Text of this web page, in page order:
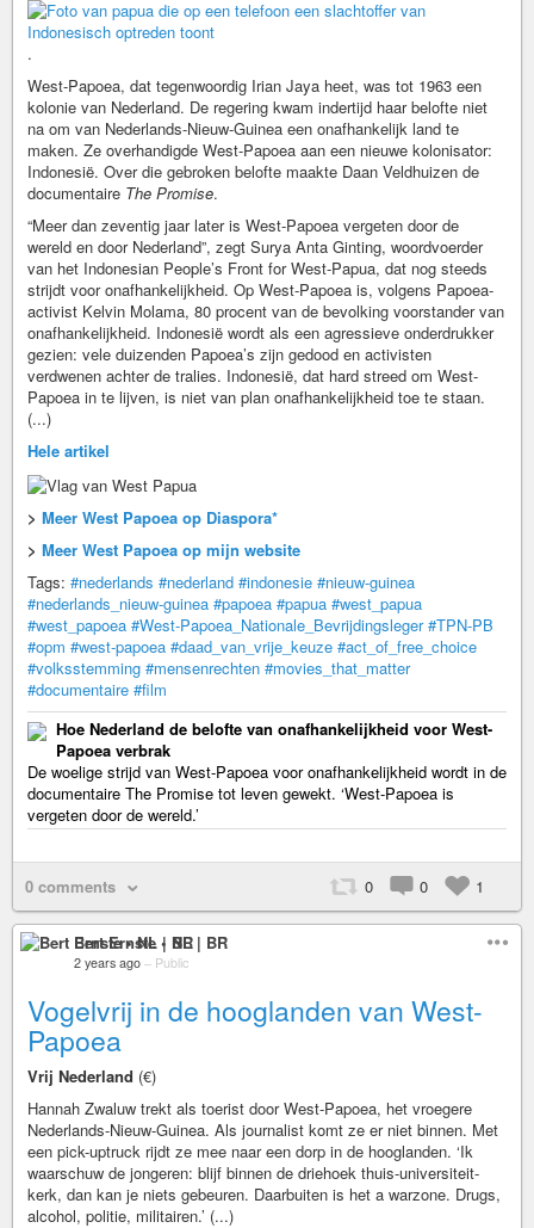
.
West-Papoea, dat tegenwoordig Irian Jaya heet, was tot 1963 een
kolonie van Nederland. De regering kwam indertijd haar belofte niet
na om van Nederlands-Nieuw-Guinea een onafhankelijk land te
maken. Ze overhandigde West-Papoea aan een nieuwe kolonisator:
Indonesië. Over die gebroken belofte maakte Daan Veldhuizen de
documentaire The Promise.
“Meer dan zeventig jaar later is West-Papoea vergeten door de
wereld en door Nederland”, zegt Surya Anta Ginting, woordvoerder
van het Indonesian People’s Front for West-Papua, dat nog steeds
strijdt voor onafhankelijkheid. Op West-Papoea is, volgens Papoea-
activist Kelvin Molama, 80 procent van de bevolking voorstander van
onafhankelijkheid. Indonesië wordt als een agressieve onderdrukker
gezien: vele duizenden Papoea’s zijn gedood en activisten
verdwenen achter de tralies. Indonesië, dat hard streed om West-
Papoea in te lijven, is niet van plan onafhankelijkheid toe te staan.
(...)
Hele artikel
> Meer West Papoea op Diaspora*
> Meer West Papoea op mijn website
Tags: #nederlands #nederland #indonesie #nieuw-guinea
#nederlands_nieuw-guinea #papoea #papua #west_papua
#west_papoea #West-Papoea_Nationale_Bevrijdingsleger #TPN-PB
#opm #west-papoea #daad_van_vrije_keuze #act_of_free_choice
#volksstemming #mensenrechten #movies_that_matter
#documentaire #film
Hoe Nederland de belofte van onafhankelijkheid voor West-
Papoea verbrak
De woelige strijd van West-Papoea voor onafhankelijkheid wordt in de
documentaire The Promise tot leven gewekt. ‘West-Papoea is
vergeten door de wereld.’
0 comments 0 0 1
Bert Ernste • NL | BR
2 years ago – Public
Vogelvrij in de hooglanden van West-
Papoea
Vrij Nederland (€)
Hannah Zwaluw trekt als toerist door West-Papoea, het vroegere
Nederlands-Nieuw-Guinea. Als journalist komt ze er niet binnen. Met
een pick-uptruck rijdt ze mee naar een dorp in de hooglanden. ‘Ik
waarschuw de jongeren: blijf binnen de driehoek thuis-universiteit-
kerk, dan kan je niets gebeuren. Daarbuiten is het a warzone. Drugs,
alcohol, politie, militairen.’ (...)